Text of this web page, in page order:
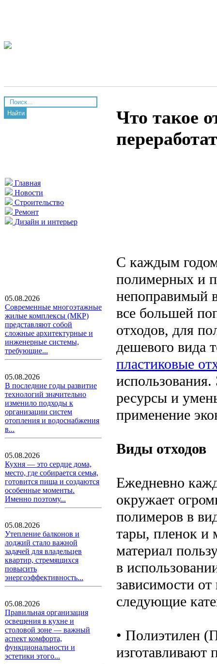
Найти
Главная
Новости
Строительство
Ремонт
Дизайн и интерьер
05.08.2026
Современные многоэтажные
жилые комплексы (МКР)
представляют собой
сложные архитектурные и
инженерные системы,
требующие...
05.08.2026
В последние годы развитие
технологий значительно
изменило подходы к
организации систем
отопления и водоснабжения
в...
05.08.2026
Кухня — это сердце дома,
место, где собирается семья,
готовится пища и создаются
особенные моменты.
Именно поэтому...
05.08.2026
Утепление балконов и
лоджий стало важной
задачей для владельцев
квартир, стремящихся
повысить
энергоэффективность...
05.08.2026
Правильная организация
освещения в кухне и
столовой зоне — важный
аспект комфорта,
функциональности и
эстетики этого...
Что такое
С каждым годом
полимерных и
непоправимый
все большей
отходов, для
дешевого вида
пластиковые
ресурсы и
применение
Виды отходов
Ежедневно
окружает
полимеров в
тары, пленок и
материал
в
зависимости
следующие
• Полиэтилен
изготавливают